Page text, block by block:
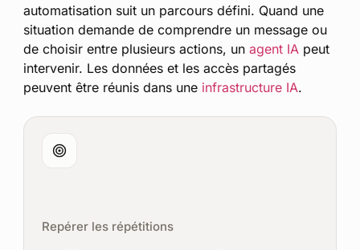
automatisation suit un parcours défini. Quand une
situation demande de comprendre un message ou
de choisir entre plusieurs actions, un agent IA peut
intervenir. Les données et les accès partagés
peuvent être réunis dans une infrastructure IA.
Repérer les répétitions